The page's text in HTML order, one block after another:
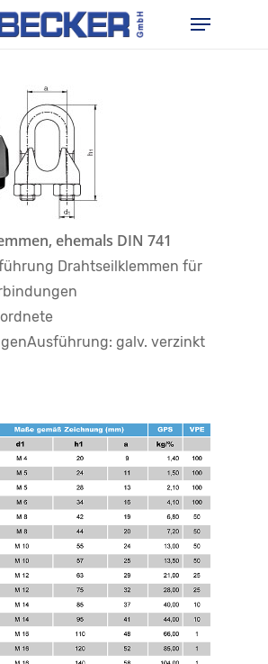
Menu
ehemals DIN 741
Drahtseilklemmen für
galv. verzinkt